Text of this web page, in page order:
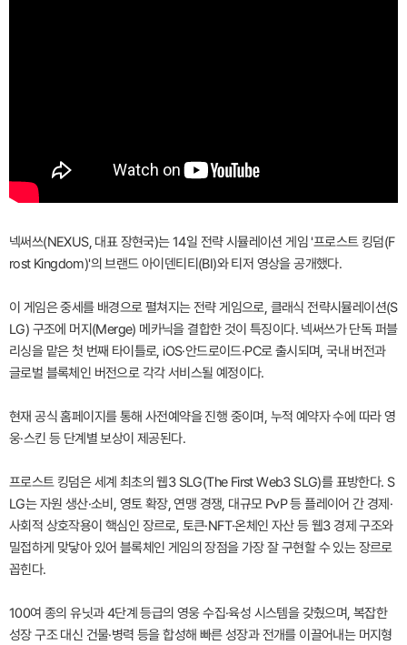
넥써쓰(NEXUS, 대표 장현국)는 14일 전략 시뮬레이션 게임 '프로스트 킹덤(F
rost Kingdom)'의 브랜드 아이덴티티(BI)와 티저 영상을 공개했다.
이 게임은 중세를 배경으로 펼쳐지는 전략 게임으로, 클래식 전략시뮬레이션(S
LG) 구조에 머지(Merge) 메카닉을 결합한 것이 특징이다. 넥써쓰가 단독 퍼블
리싱을 맡은 첫 번째 타이틀로, iOS·안드로이드·PC로 출시되며, 국내 버전과
글로벌 블록체인 버전으로 각각 서비스될 예정이다.
현재 공식 홈페이지를 통해 사전예약을 진행 중이며, 누적 예약자 수에 따라 영
웅·스킨 등 단계별 보상이 제공된다.
프로스트 킹덤은 세계 최초의 웹3 SLG(The First Web3 SLG)를 표방한다. S
LG는 자원 생산·소비, 영토 확장, 연맹 경쟁, 대규모 PvP 등 플레이어 간 경제·
사회적 상호작용이 핵심인 장르로, 토큰·NFT·온체인 자산 등 웹3 경제 구조와
밀접하게 맞닿아 있어 블록체인 게임의 장점을 가장 잘 구현할 수 있는 장르로
꼽힌다.
100여 종의 유닛과 4단계 등급의 영웅 수집·육성 시스템을 갖췄으며, 복잡한
성장 구조 대신 건물·병력 등을 합성해 빠른 성장과 전개를 이끌어내는 머지형